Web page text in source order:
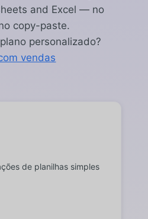
and Excel — no
copy-paste.
personalizado?
vendas
de planilhas simples